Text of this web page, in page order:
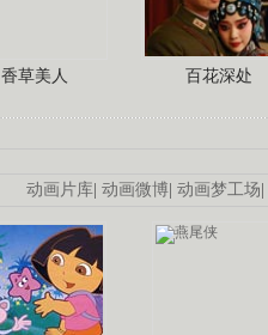
香草美人 百花深处
动画片库 动画微博 动画梦工场